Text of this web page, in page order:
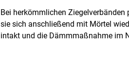
Bei herkömmlichen
sie sich anschließend mit Mörtel
intakt und die Dämmmaßnahme im